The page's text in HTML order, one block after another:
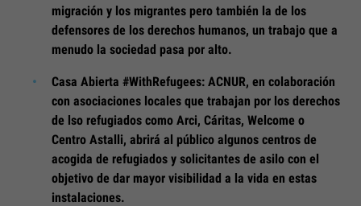
migración y los migrantes pero también la de los
defensores de los derechos humanos, un trabajo que a
menudo la sociedad pasa por alto.
Casa Abierta #WithRefugees: ACNUR, en colaboración
con asociaciones locales que trabajan por los derechos
de lso refugiados como Arci, Cáritas, Welcome o
Centro Astalli, abrirá al público algunos centros de
acogida de refugiados y solicitantes de asilo con el
objetivo de dar mayor visibilidad a la vida en estas
instalaciones.